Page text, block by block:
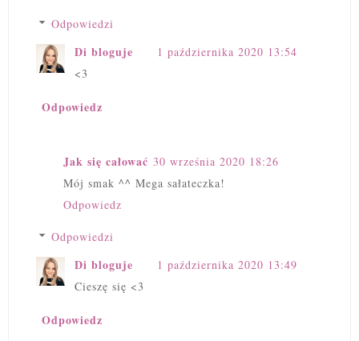
Odpowiedzi
Di bloguje
1 października 2020 13:54
<3
Odpowiedz
Jak się całować 30 września 2020 18:26
Mój smak ^^ Mega sałateczka!
Odpowiedz
Odpowiedzi
Di bloguje
1 października 2020 13:49
Cieszę się <3
Odpowiedz